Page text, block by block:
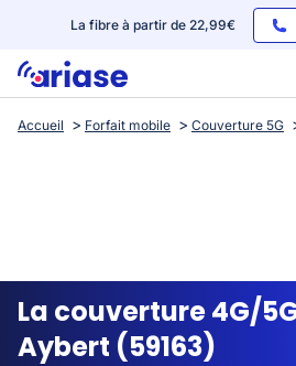
La fibre à partir de 22,99€
Box internet
Streaming
Accueil Forfait mobile Couverture 5G
La couverture 4G/
Aybert (59163)